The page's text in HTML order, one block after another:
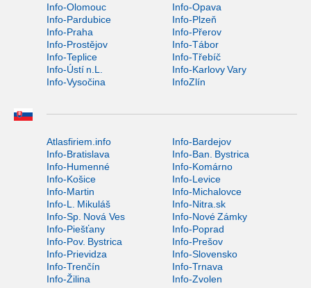
Info-Olomouc
Info-Opava
Info-Pardubice
Info-Plzeň
Info-Praha
Info-Přerov
Info-Prostějov
Info-Tábor
Info-Teplice
Info-Třebíč
Info-Ústí n.L.
Info-Karlovy Vary
Info-Vysočina
InfoZlín
Atlasfiriem.info
Info-Bardejov
Info-Bratislava
Info-Ban. Bystrica
Info-Humenné
Info-Komárno
Info-Košice
Info-Levice
Info-Martin
Info-Michalovce
Info-L. Mikuláš
Info-Nitra.sk
Info-Sp. Nová Ves
Info-Nové Zámky
Info-Piešťany
Info-Poprad
Info-Pov. Bystrica
Info-Prešov
Info-Prievidza
Info-Slovensko
Info-Trenčín
Info-Trnava
Info-Žilina
Info-Zvolen